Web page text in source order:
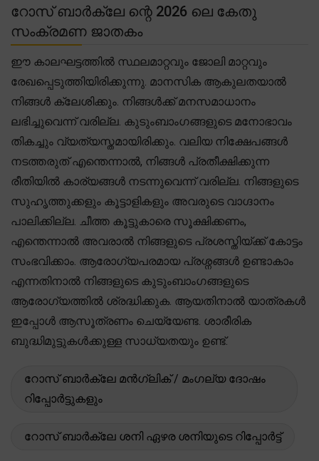
റോസ് ബാർക്ലേ ന്റെ 2026 ലെ കേതു
സംക്രമണ ജാതകം
ഈ കാലഘട്ടത്തിൽ സ്ഥലമാറ്റവും ജോലി മാറ്റവും
രേഖപ്പെടുത്തിയിരിക്കുന്നു. മാനസിക ആകുലതയാൽ
നിങ്ങൾ ക്ലേശിക്കും. നിങ്ങൾക്ക് മനസമാധാനം
ലഭിച്ചുവെന്ന് വരില്ല. കുടുംബാംഗങ്ങളുടെ മനോഭാവം
തികച്ചും വ്യത്യസ്തമായിരിക്കും. വലിയ നിക്ഷേപങ്ങൾ
നടത്തരുത് എന്തെന്നാൽ, നിങ്ങൾ പ്രതീക്ഷിക്കുന്ന
രീതിയിൽ കാര്യങ്ങൾ നടന്നുവെന്ന് വരില്ല. നിങ്ങളുടെ
സുഹൃത്തുക്കളും കൂട്ടാളികളും അവരുടെ വാഗ്ദാനം
പാലിക്കില്ല. ചീത്ത കൂട്ടുകാരെ സൂക്ഷിക്കണം,
എന്തെന്നാൽ അവരാൽ നിങ്ങളുടെ പ്രശസ്തിയ്ക്ക് കോട്ടം
സംഭവിക്കാം. ആരോഗ്യപരമായ പ്രശ്നങ്ങൾ ഉണ്ടാകാം
എന്നതിനാൽ നിങ്ങളുടെ കുടുംബാംഗങ്ങളുടെ
ആരോഗ്യത്തിൽ ശ്രദ്ധിക്കുക. ആയതിനാൽ യാത്രകൾ
ഇപ്പോൾ ആസൂത്രണം ചെയ്യേണ്ട. ശാരീരിക
ബുദ്ധിമുട്ടുകൾക്കുള്ള സാധ്യതയും ഉണ്ട്.
റോസ് ബാർക്ലേ മൻഗ്ലിക് / മംഗല്യ ദോഷം
റിപ്പോർട്ടുകളും
റോസ് ബാർക്ലേ ശനി ഏഴര ശനിയുടെ റിപ്പോർട്ട്